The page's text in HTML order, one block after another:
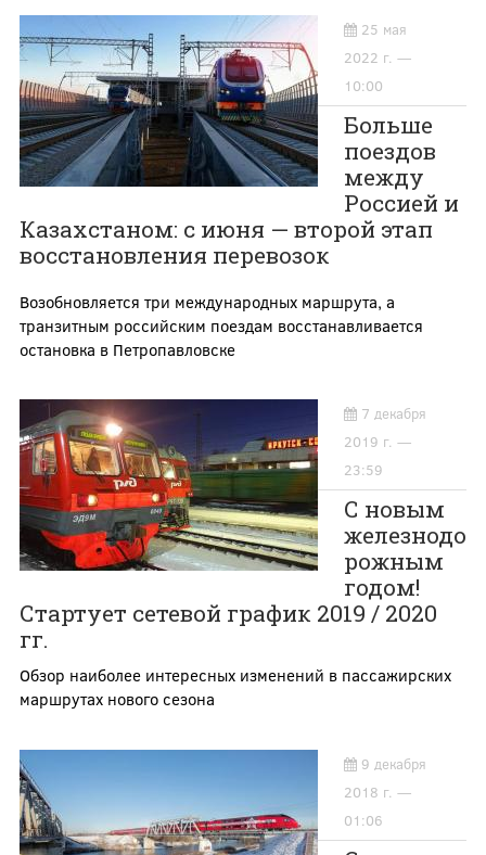
25 мая
2022 г. —
10:00
Больше
поездов
между
Россией и
Казахстаном: с июня — второй этап
восстановления перевозок
Возобновляется три международных маршрута, а
транзитным российским поездам восстанавливается
остановка в Петропавловске
7 декабря
2019 г. —
23:59
С новым
железнодо
рожным
годом!
Стартует сетевой график 2019 / 2020
гг.
Обзор наиболее интересных изменений в пассажирских
маршрутах нового сезона
9 декабря
2018 г. —
01:06